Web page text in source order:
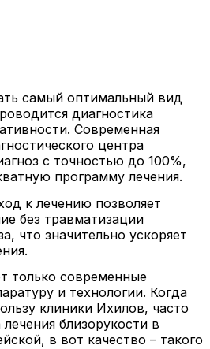
самый оптимальный вид
диагностика
Современная
центра
с точностью до 100%,
программу лечения.
к лечению позволяет
без травматизации
что значительно ускоряет
только современные
и технологии. Когда
клиники Ихилов, часто
близорукости в
в вот качество – такого